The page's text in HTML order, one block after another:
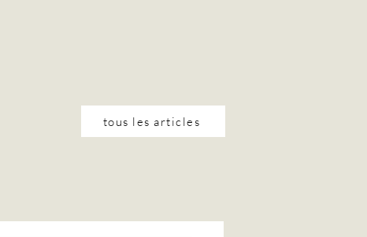
tous les articles